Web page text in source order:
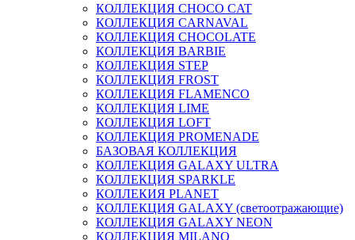
КОЛЛЕКЦИЯ CHOCO CAT
КОЛЛЕКЦИЯ CARNAVAL
КОЛЛЕКЦИЯ CHOCOLATE
КОЛЛЕКЦИЯ BARBIE
КОЛЛЕКЦИЯ STEP
КОЛЛЕКЦИЯ FROST
КОЛЛЕКЦИЯ FLAMENCO
КОЛЛЕКЦИЯ LIME
КОЛЛЕКЦИЯ LOFT
КОЛЛЕКЦИЯ PROMENADE
БАЗОВАЯ КОЛЛЕКЦИЯ
КОЛЛЕКЦИЯ GALAXY ULTRA
КОЛЛЕКЦИЯ SPARKLE
КОЛЛЕКИЯ PLANET
КОЛЛЕКЦИЯ GALAXY (светоотражающие)
КОЛЛЕКЦИЯ GALAXY NEON
КОЛЛЕКЦИЯ MILANO